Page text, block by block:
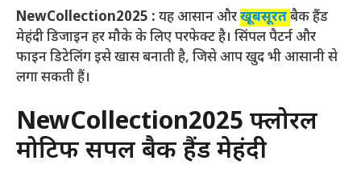
NewCollection2025 : यह आसान औरखूबसूरतबैक हैंड
मेहंदी डिजाइन हर मौके के लिए परफेक्ट है। सिंपल पैटर्न और
फाइन डिटेलिंग इसे खास बनाती है, जिसे आप खुद भी आसानी से
लगा सकती हैं।
NewCollection2025 फ्लोरल
मोटिफ सिंपल बैक हैंड मेहंदी